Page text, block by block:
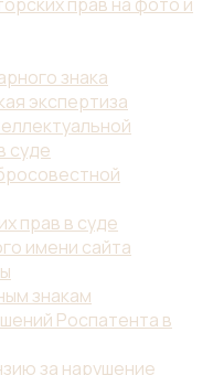
знака
экспертиза
суде
прав в суде
имени сайта
знакам
Роспатента в
за нарушение